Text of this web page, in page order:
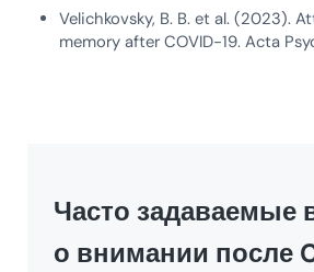
Velichkovsky, B. B. et al. (2023).
memory after COVID-19. Acta
Часто задаваемые
о внимании после